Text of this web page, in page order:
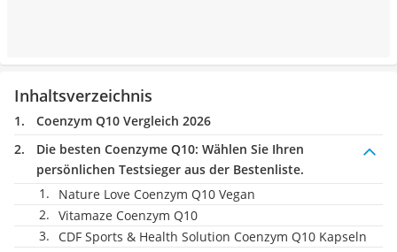
Inhaltsverzeichnis
Coenzym Q10 Vergleich 2026
Die besten Coenzyme Q10: Wählen Sie Ihren
persönlichen Testsieger aus der Bestenliste.
Nature Love Coenzym Q10 Vegan
Vitamaze Coenzym Q10
CDF Sports & Health Solution Coenzym Q10 Kapseln